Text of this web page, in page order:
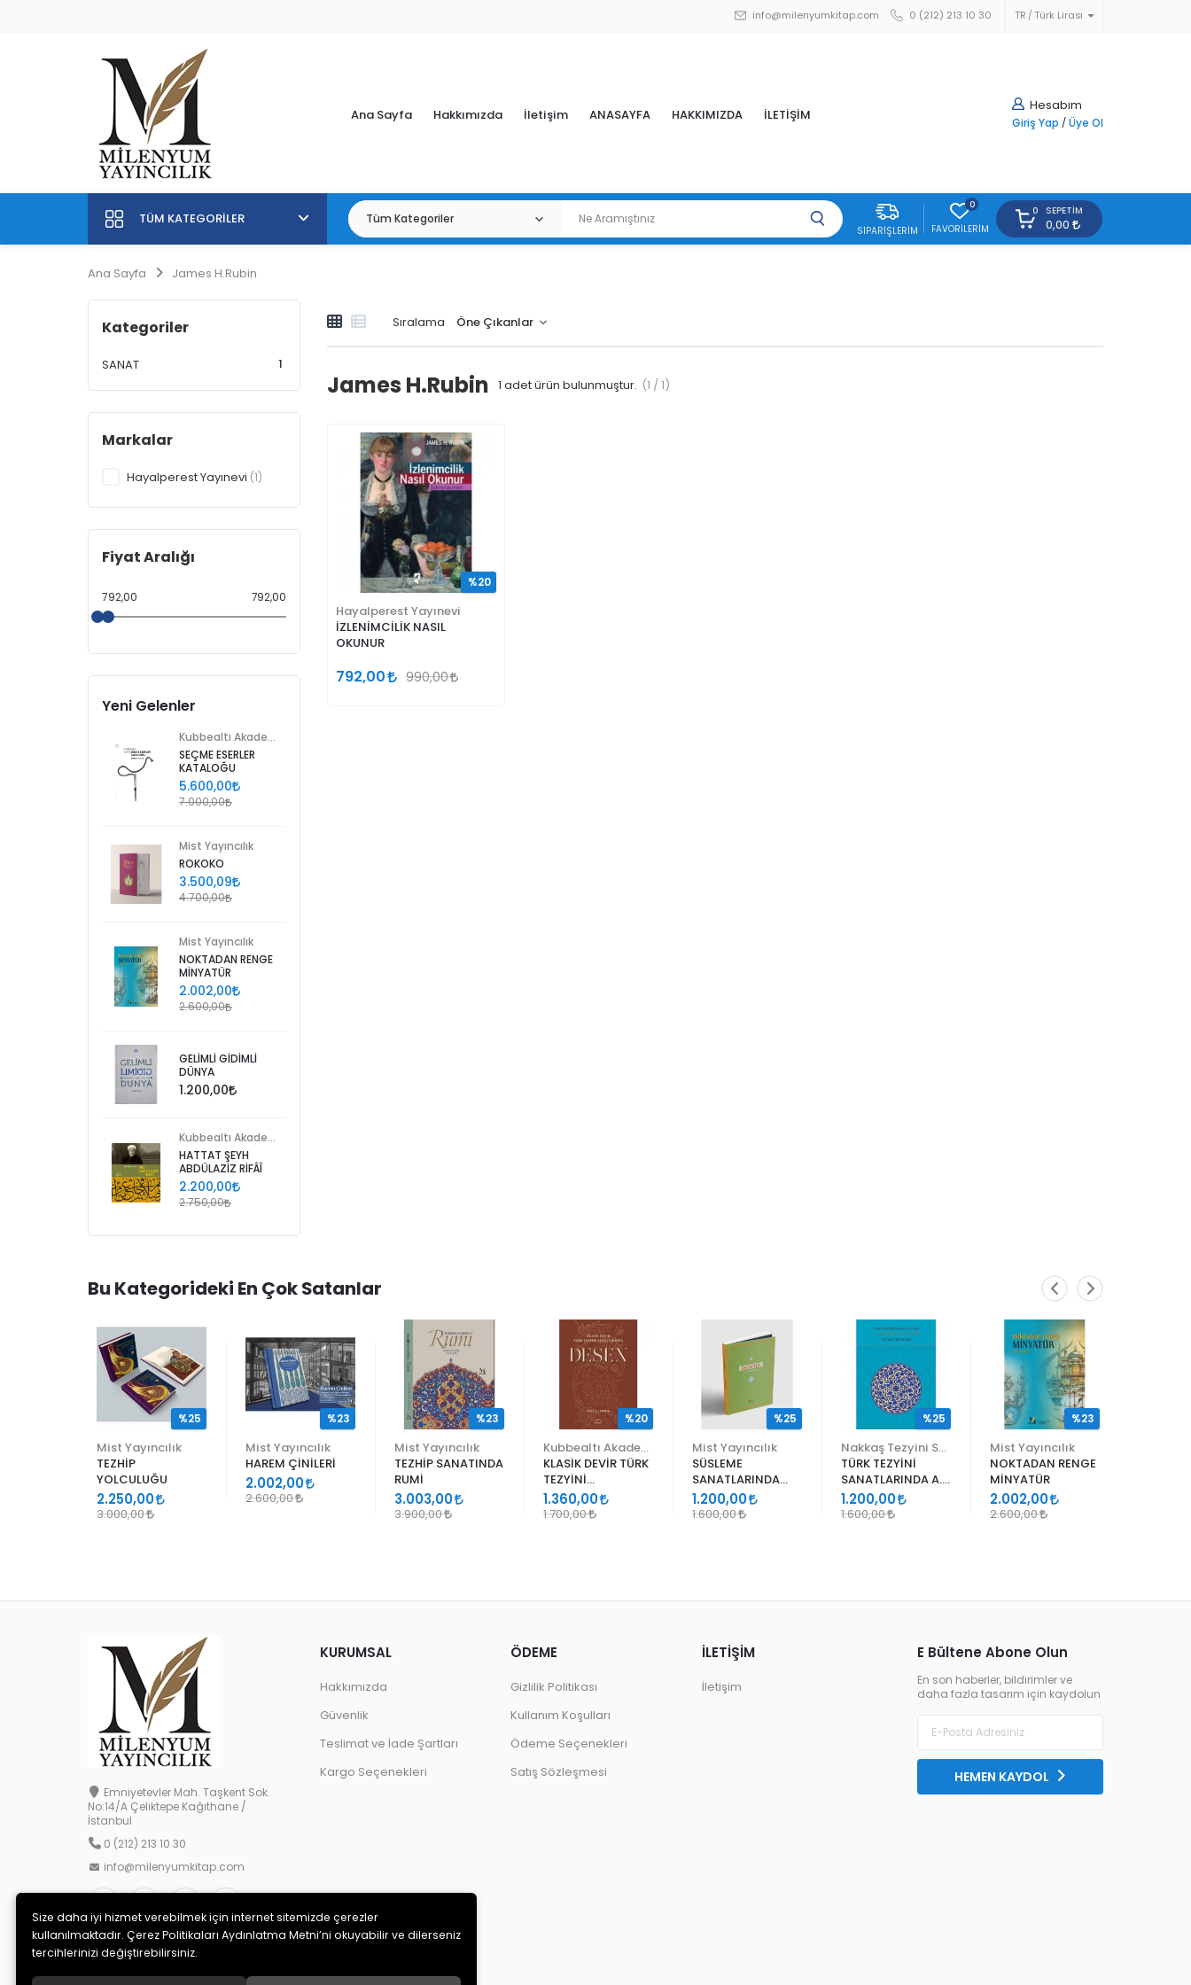
TR Türk Lirası
info@milenyumkitap.com 0 (212) 213 10 30
Hesabım
Giriş Yap / Üye Ol
Ana Sayfa Hakkımızda İletişim ANASAYFA HAKKIMIZDA İLETİŞİM
TÜM KATEGORILER
SIPARIŞLERIM
0
FAVORILERIM
0 SEPETIM
0,00
Ana Sayfa James H.Rubin
Sıralama
James H.Rubin 1 adet ürün bulunmuştur. (1 / 1)
Hayalperest Yayınevi
İZLENİMCİLİK NASIL
OKUNUR
792,00 990,00
%20
Kategoriler
SANAT 1
Markalar
Hayalperest Yayınevi (1)
Fiyat Aralığı
792,00 792,00
Yeni Gelenler
SEÇME ESERLER
KATALOĞU
5.600,00
7.000,00
Mist Yayıncılık
ROKOKO
3.500,09
4.700,00
Mist Yayıncılık
NOKTADAN RENGE
MİNYATÜR
2.002,00
2.600,00
GELİMLİ GİDİMLİ
DÜNYA
1.200,00
HATTAT ŞEYH
ABDÜLAZİZ RİFÂÎ
2.200,00
2.750,00
Bu Kategorideki En Çok Satanlar
Mist Yayıncılık
TEZHİP
YOLCULUĞU
2.250,00
3.000,00
%25
Mist Yayıncılık
HAREM ÇİNİLERİ
2.002,00
2.600,00
%23
Mist Yayıncılık
TEZHİP SANATINDA
RUMİ
3.003,00
3.900,00
%23
KLASİK DEVİR TÜRK
TEZYİNİ
SANATLARINDA
DESEN
1.360,00
1.700,00
%20
Mist Yayıncılık
SÜSLEME
SANATLARINDA
GEÇMELER
1.200,00
1.600,00
%25
TÜRK TEZYİNİ
SANATLARINDA A.
SÜHEYL ÜNVER VE
YENİ TERKİPLERİ
1.200,00
1.600,00
%25
Mist Yayıncılık
NOKTADAN RENGE
MİNYATÜR
2.002,00
2.600,00
%23
Emniyetevler Mah. Taşkent Sok.
No:14/A Çeliktepe Kağıthane /
İstanbul
0 (212) 213 10 30
info@milenyumkitap.com
E Bültene Abone Olun
En son haberler, bildirimler ve
daha fazla tasarım için kaydolun
HEMEN KAYDOL
KURUMSAL
Hakkımızda
Güvenlik
Teslimat ve İade Şartları
Kargo Seçenekleri
ÖDEME
Gizlilik Politikası
Kullanım Koşulları
Ödeme Seçenekleri
Satış Sözleşmesi
İLETİŞİM
İletişim
Size daha iyi hizmet verebilmek için internet sitemizde çerezler
kullanılmaktadır. Çerez Politikaları Aydınlatma Metni’ni okuyabilir ve dilerseniz
tercihlerinizi değiştirebilirsiniz.